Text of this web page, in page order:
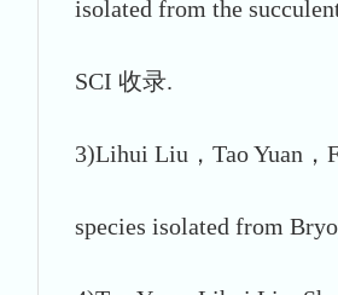
isolated from the
SCI 收录.
3)Lihui Liu，Tao Yuan，
species isolated from